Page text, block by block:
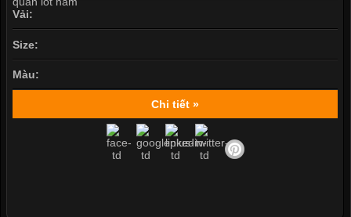
Vải:
Size:
Màu:
Chi tiết »